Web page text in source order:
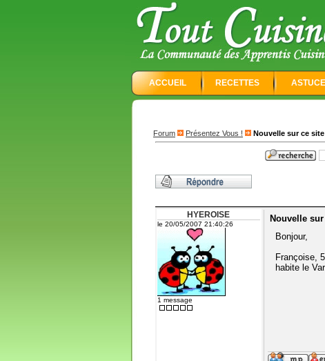
ACCUEIL RECETTES
Forum Présentez Vous ! Nouvelle sur ce site
HYEROISE
le 20/05/2007 21:40:26
1 message
Nouvelle
Bonjour,
Françoise,
habite le